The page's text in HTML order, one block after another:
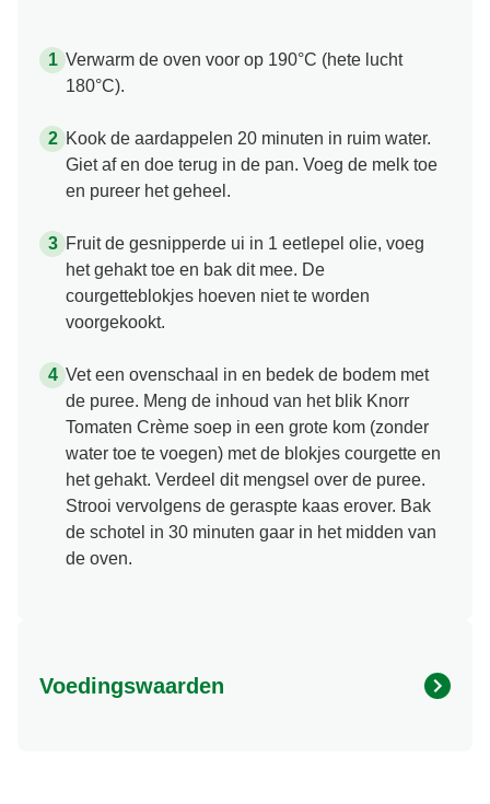
Verwarm de oven voor op 190°C (hete lucht
180°C).
Kook de aardappelen 20 minuten in ruim water.
Giet af en doe terug in de pan. Voeg de melk toe
en pureer het geheel.
Fruit de gesnipperde ui in 1 eetlepel olie, voeg
het gehakt toe en bak dit mee. De
courgetteblokjes hoeven niet te worden
voorgekookt.
Vet een ovenschaal in en bedek de bodem met
de puree. Meng de inhoud van het blik Knorr
Tomaten Crème soep in een grote kom (zonder
water toe te voegen) met de blokjes courgette en
het gehakt. Verdeel dit mengsel over de puree.
Strooi vervolgens de geraspte kaas erover. Bak
de schotel in 30 minuten gaar in het midden van
de oven.
Voedingswaarden